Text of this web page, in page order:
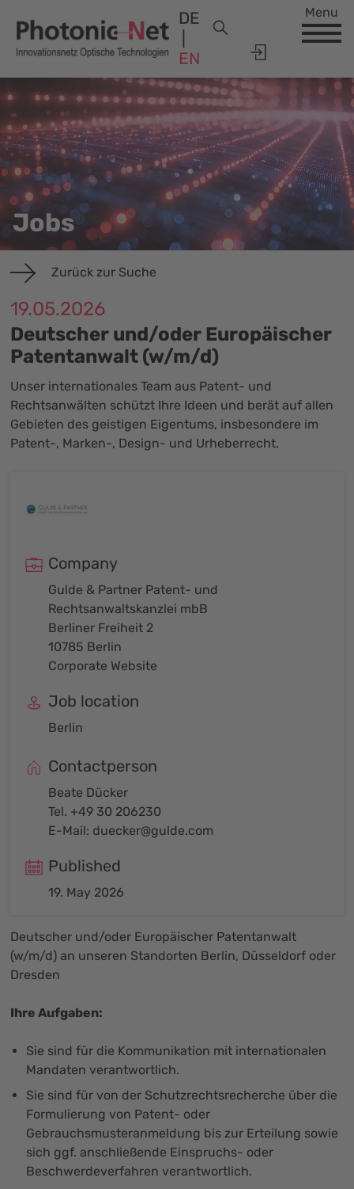
DE
EN
Menu
Jobs
Zurück zur Suche
19.05.2026
Deutscher und/oder Europäischer
Patentanwalt (w/m/d)
Unser internationales Team aus Patent- und
Rechtsanwälten schützt Ihre Ideen und berät auf allen
Gebieten des geistigen Eigentums, insbesondere im
Patent-, Marken-, Design- und Urheberrecht.
Company
Gulde & Partner Patent- und
Rechtsanwaltskanzlei mbB
Berliner Freiheit 2
10785 Berlin
Corporate Website
Job location
Berlin
Contactperson
Beate Dücker
Tel. +49 30 206230
E-Mail: duecker@gulde.com
Published
19. May 2026
Deutscher und/oder Europäischer Patentanwalt
(w/m/d) an unseren Standorten Berlin, Düsseldorf oder
Dresden
Ihre Aufgaben:
Sie sind für die Kommunikation mit internationalen
Mandaten verantwortlich.
Sie sind für von der Schutzrechtsrecherche über die
Formulierung von Patent- oder
Gebrauchsmusteranmeldung bis zur Erteilung sowie
sich ggf. anschließende Einspruchs- oder
Beschwerdeverfahren verantwortlich.